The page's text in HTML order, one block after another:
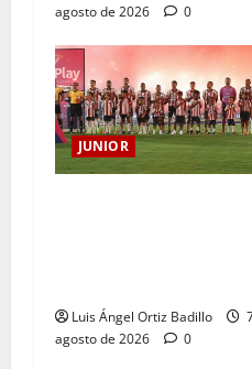
agosto de 2026
0
JUNIOR
Luis Ángel Ortiz Badillo
agosto de 2026
0